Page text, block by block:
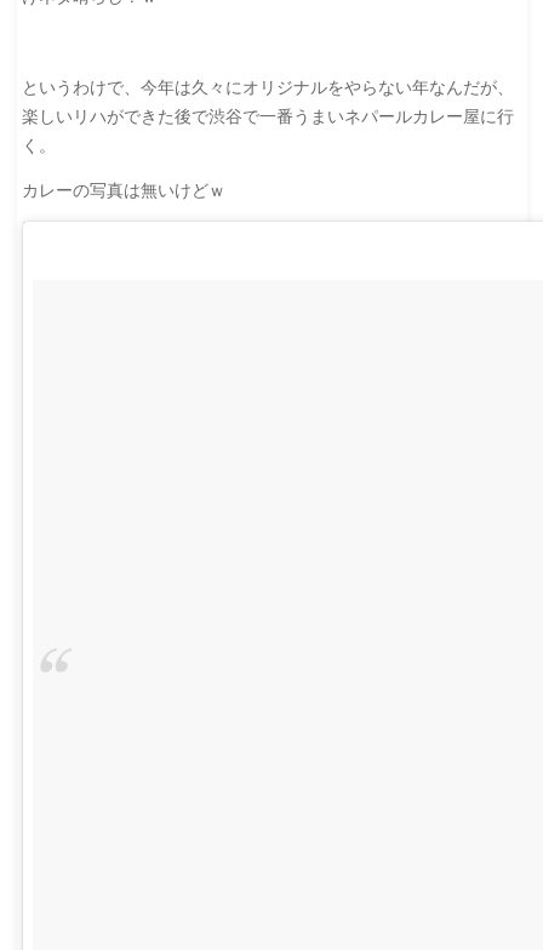
というわけで、今年は久々にオリジナルをやらない年なんだが、
楽しいリハができた後で渋谷で一番うまいネパールカレー屋に行
く。
カレーの写真は無いけどｗ